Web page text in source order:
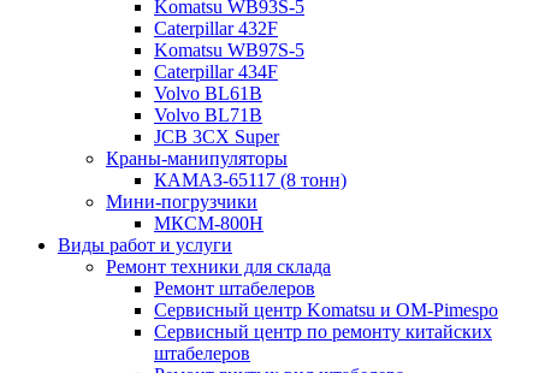
Komatsu WB93S-5
Caterpillar 432F
Komatsu WB97S-5
Caterpillar 434F
Volvo BL61B
Volvo BL71B
JCB 3CX Super
Краны-манипуляторы
КАМАЗ-65117 (8 тонн)
Мини-погрузчики
МКСМ-800H
Виды работ и услуги
Ремонт техники для склада
Ремонт штабелеров
Сервисный центр Komatsu и OM-Pimespo
Сервисный центр по ремонту китайских
штабелеров